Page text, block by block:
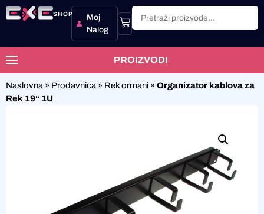
SHOP
Moj
Nalog
PROIZVODI
Naslovna » Prodavnica » Rek ormani » Organizator kablova za
Rek 19“ 1U